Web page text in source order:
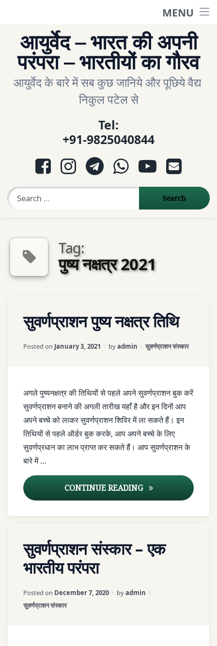
MENU
English Site
ગુજરાતી સાઈટ
Question- Answer
Sexologist QA
एपोईंटमेन्ट
Contact Us
content
आयुर्वेद – भारत की अपनी
परंपरा – भारतीयों का गौरव
आयुर्वेद के बारे में सब कुछ जानिये और पूछिये वैद्य
निकुल पटेल से
Tel:
+91-9825040844
Facebook
InstagramTelegramWhatsApp
YouTube
E-mail
Tag:
पुष्य नक्षत्र 2021
सुवर्णप्राशन पुष्य नक्षत्र तिथि
Posted on January 3, 2021 Updated on April 3, 2026
byadmin Categories:
सुवर्णप्राशन संस्कार
अगले पुष्यनक्षत्र की तिथियों से पहले अपने सुवर्णप्राशन बुक करें
सुवर्णप्राशन बनाने की अगली तारीख यहाँ है और इन दिनों आप
अपने बच्चे को लाकर सुवर्णप्राशन शिविर में ला सकते हैं। इन
तिथियों से पहले ऑर्डर बुक करके, आप अपने बच्चे के लिए
सुवर्णप्रधान का लाभ प्राप्त कर सकते हैं। आप सुवर्णप्राशन के
बारे में …
CONTINUE READING सुवर्णप्राशन पुष्य नक्षत्र
BACHCHE
KE TIPE
NAXTRA
SUVARNAPRASHAN
SVARNA
PRASHAN
BINDU
PRAS
SWARNAPRASH
आयुर्वेद
A
COMMENT
ON
तिथि
सुवर्णप्राशन संस्कार – एक
भारतीय परंपरा
Posted on December 7, 2020 Updated on
byadmin
Categories:
सुवर्णप्राशन संस्कार
आयुर्वेद
आयुर्वेद
आयुर्वेद
A
COMMENT
ON
संस्कार
–